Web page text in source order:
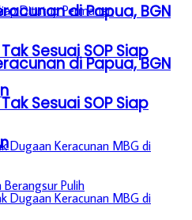
di Papua, BGN
Sesuai SOP Siap
di Papua, BGN
Sesuai SOP Siap